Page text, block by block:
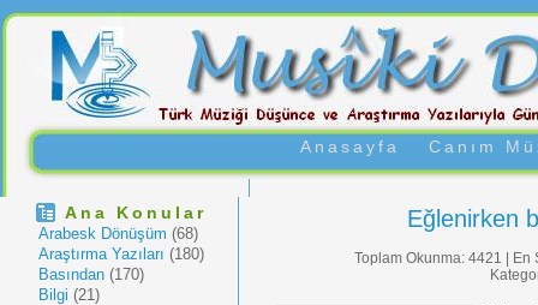
Anasayfa Canım
Ana Konular
Arabesk Dönüşüm (68)
Araştırma Yazıları (180)
Basından (170)
Bilgi (21)
Eğlenirken
Toplam Okunma: 4421 |